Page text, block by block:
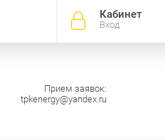
Кабинет
Вход
Прием заявок:
tpkenergy@yandex.ru